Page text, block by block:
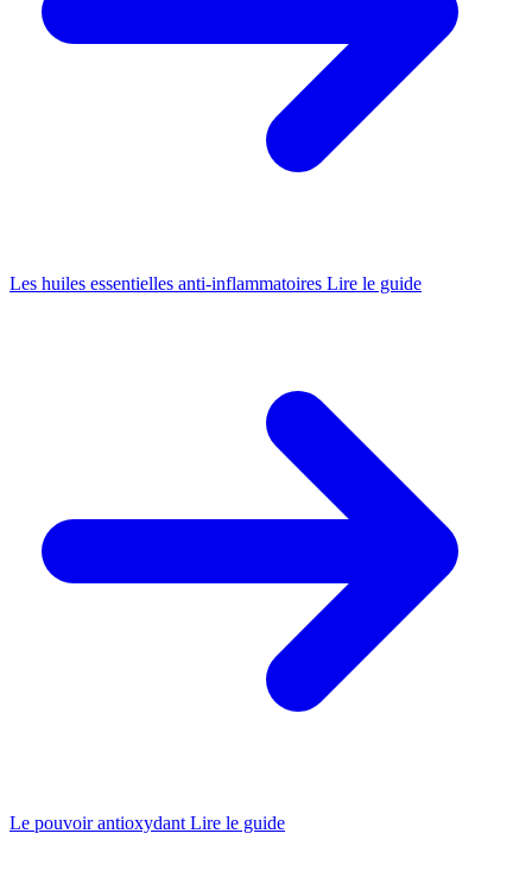
Les huiles essentielles anti-inflammatoires Lire le guide
Le pouvoir antioxydant Lire le guide